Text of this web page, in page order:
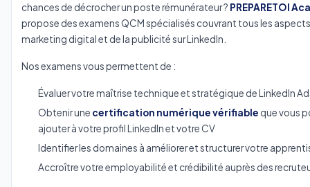
chances de décrocher un poste rémunérateur ? PREPARETOI
propose des examens QCM spécialisés couvrant tous les
marketing digital et de la publicité sur LinkedIn.
Nos examens vous permettent de :
Évaluer votre maîtrise technique et stratégique de LinkedIn
Obtenir une certification numérique vérifiable que vous
ajouter à votre profil LinkedIn et votre CV
Identifier les domaines à améliorer et structurer votre
Accroître votre employabilité et crédibilité auprès des